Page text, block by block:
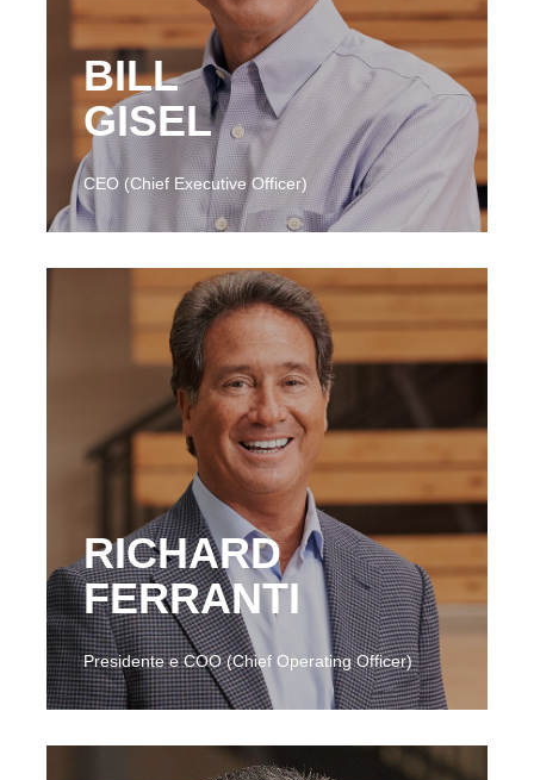
BILL
GISEL
CEO (Chief Executive Officer)
RICHARD
FERRANTI
Presidente e COO (Chief Operating Officer)